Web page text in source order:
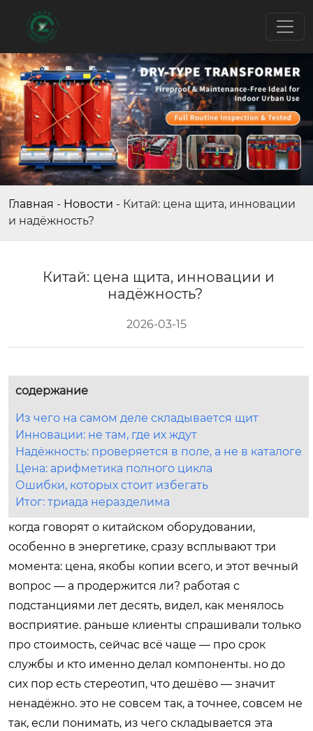
Главная - Новости - Китай: цена щита, инновации
и надёжность?
Китай: цена щита, инновации и
надёжность?
2026-03-15
содержание
Из чего на самом деле складывается щит
Инновации: не там, где их ждут
Надёжность: проверяется в поле, а не в каталоге
Цена: арифметика полного цикла
Ошибки, которых стоит избегать
Итог: триада неразделима
когда говорят о китайском оборудовании,
особенно в энергетике, сразу всплывают три
момента: цена, якобы копии всего, и этот вечный
вопрос — а продержится ли? работая с
подстанциями лет десять, видел, как менялось
восприятие. раньше клиенты спрашивали только
про стоимость, сейчас всё чаще — про срок
службы и кто именно делал компоненты. но до
сих пор есть стереотип, что дешёво — значит
ненадёжно. это не совсем так, а точнее, совсем не
так, если понимать, из чего складывается эта